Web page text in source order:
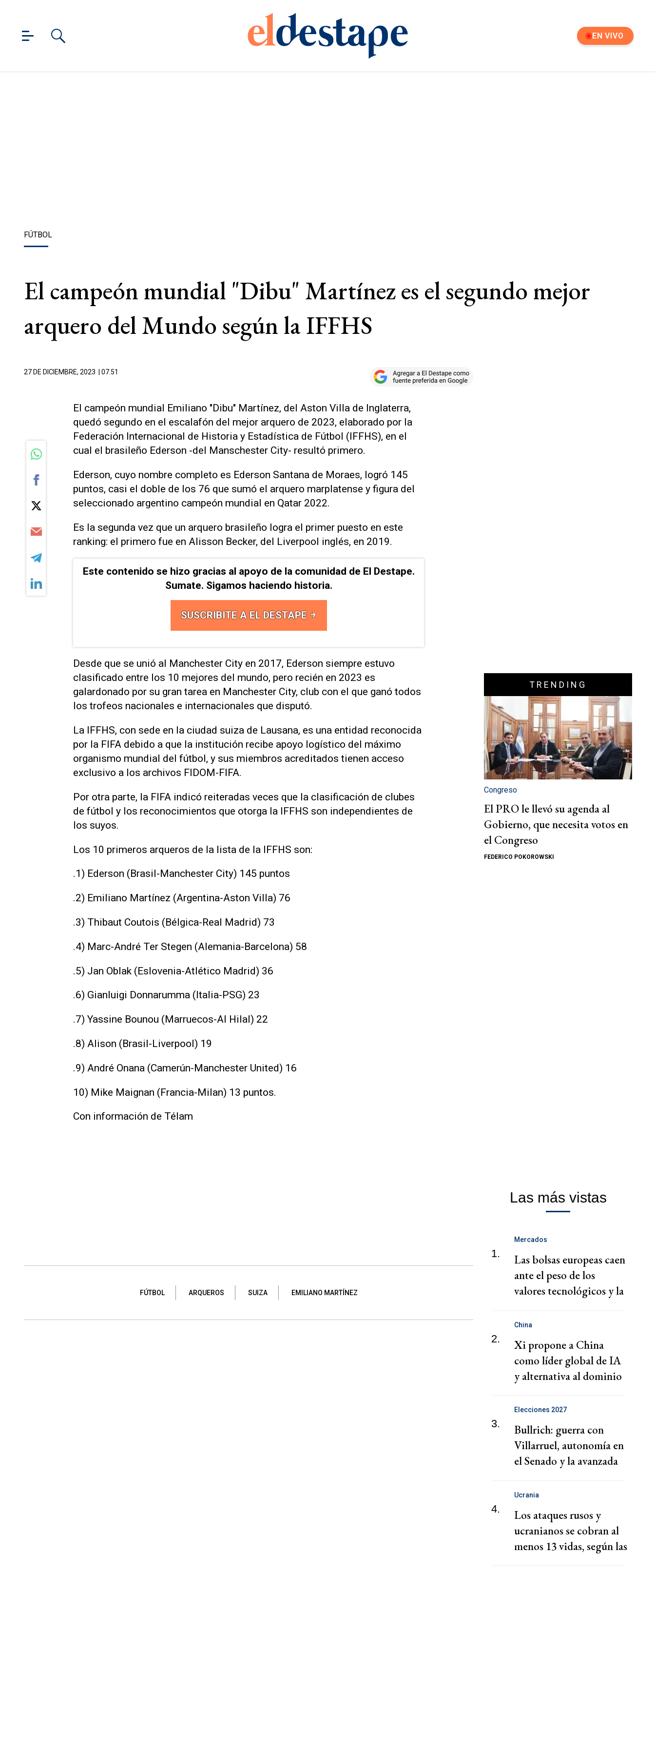
EN VIVO
FÚTBOL
El campeón mundial "Dibu" Martínez es el segundo mejor
arquero del Mundo según la IFFHS
27 DE DICIEMBRE, 2023 | 07.51
El campeón mundial Emiliano "Dibu" Martínez, del Aston Villa de Inglaterra,
quedó segundo en el escalafón del mejor arquero de 2023, elaborado por la
Federación Internacional de Historia y Estadística de Fútbol (IFFHS), en el
cual el brasileño Ederson -del Manschester City- resultó primero.
Ederson, cuyo nombre completo es Ederson Santana de Moraes, logró 145
puntos, casi el doble de los 76 que sumó el arquero marplatense y figura del
seleccionado argentino campeón mundial en Qatar 2022.
Es la segunda vez que un arquero brasileño logra el primer puesto en este
ranking: el primero fue en Alisson Becker, del Liverpool inglés, en 2019.
Este contenido se hizo gracias al apoyo de la comunidad de El Destape.
Sumate. Sigamos haciendo historia.
SUSCRIBITE A EL DESTAPE
Desde que se unió al Manchester City en 2017, Ederson siempre estuvo
clasificado entre los 10 mejores del mundo, pero recién en 2023 es
galardonado por su gran tarea en Manchester City, club con el que ganó todos
los trofeos nacionales e internacionales que disputó.
La IFFHS, con sede en la ciudad suiza de Lausana, es una entidad reconocida
por la FIFA debido a que la institución recibe apoyo logístico del máximo
organismo mundial del fútbol, y sus miembros acreditados tienen acceso
exclusivo a los archivos FIDOM-FIFA.
Por otra parte, la FIFA indicó reiteradas veces que la clasificación de clubes
de fútbol y los reconocimientos que otorga la IFFHS son independientes de
los suyos.
Los 10 primeros arqueros de la lista de la IFFHS son:
.1) Ederson (Brasil-Manchester City) 145 puntos
.2) Emiliano Martínez (Argentina-Aston Villa) 76
.3) Thibaut Coutois (Bélgica-Real Madrid) 73
.4) Marc-André Ter Stegen (Alemania-Barcelona) 58
.5) Jan Oblak (Eslovenia-Atlético Madrid) 36
.6) Gianluigi Donnarumma (Italia-PSG) 23
.7) Yassine Bounou (Marruecos-Al Hilal) 22
.8) Alison (Brasil-Liverpool) 19
.9) André Onana (Camerún-Manchester United) 16
10) Mike Maignan (Francia-Milan) 13 puntos.
Con información de Télam
FÚTBOL ARQUEROS SUIZA EMILIANO MARTÍNEZ
TRENDING
Congreso
El PRO le llevó su agenda al
Gobierno, que necesita votos en
el Congreso
FEDERICO POKOROWSKI
Las más vistas
1.
Mercados
Las bolsas europeas caen
ante el peso de los
valores tecnológicos y la
Medio
2.
China
Xi propone a China
como líder global de IA
y alternativa al dominio
3.
Elecciones 2027
Bullrich: guerra con
Villarruel, autonomía en
el Senado y la avanzada
4.
Ucrania
Los ataques rusos y
ucranianos se cobran al
menos 13 vidas, según las